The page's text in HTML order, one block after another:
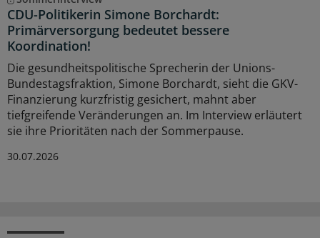
CDU-Politikerin Simone Borchardt:
Primärversorgung bedeutet bessere
Koordination!
Die gesundheitspolitische Sprecherin der Unions-
Bundestagsfraktion, Simone Borchardt, sieht die GKV-
Finanzierung kurzfristig gesichert, mahnt aber
tiefgreifende Veränderungen an. Im Interview erläutert
sie ihre Prioritäten nach der Sommerpause.
30.07.2026